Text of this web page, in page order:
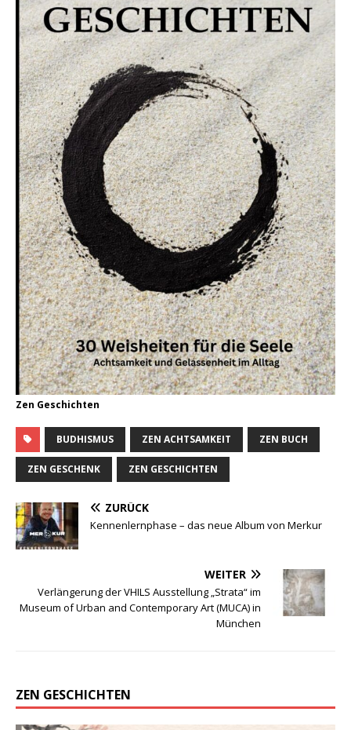
Zen Geschichten
BUDHISMUS ZEN ACHTSAMKEIT ZEN BUCH
ZEN GESCHENK ZEN GESCHICHTEN
ZURÜCK
Kennenlernphase – das neue Album von Merkur
WEITER
Verlängerung der VHILS Ausstellung „Strata“ im
Museum of Urban and Contemporary Art (MUCA) in
München
ZEN GESCHICHTEN